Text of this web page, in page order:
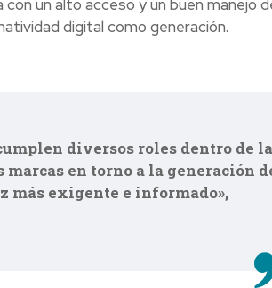
un alto acceso y un buen manejo
digital como generación.
diversos roles dentro de la
en torno a la generación
más exigente e informado»,